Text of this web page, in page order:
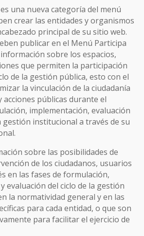
una nueva categoría del menú
crear las entidades y organismos
principal de su sitio web.
publicar en el Menú Participa
sobre los espacios,
que permiten la participación
de la gestión pública, esto con el
la vinculación de la ciudadanía
acciones públicas durante el
implementación, evaluación
gestión institucional a través de su
sobre las posibilidades de
de los ciudadanos, usuarios
en las fases de formulación,
evaluación del ciclo de la gestión
la normatividad general y en las
para cada entidad, o que son
para facilitar el ejercicio de